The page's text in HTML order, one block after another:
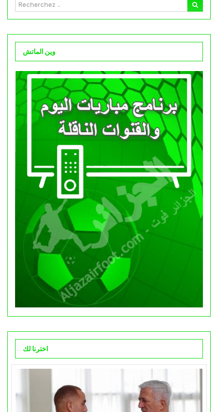
وين الماتش
اخترنا لك